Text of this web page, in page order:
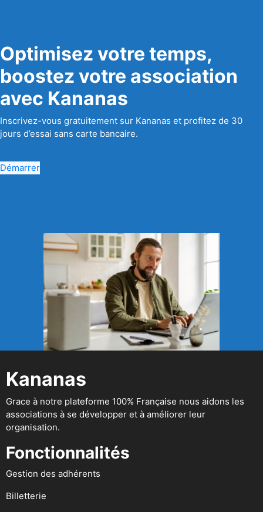
Optimisez votre temps,
boostez votre association
avec Kananas
Inscrivez-vous gratuitement sur Kananas et profitez de 30
jours d’essai sans carte bancaire.
Démarrer
Kananas
Grace à notre plateforme 100% Française nous aidons les
associations à se développer et à améliorer leur
organisation.
Fonctionnalités
Gestion des adhérents
Billetterie